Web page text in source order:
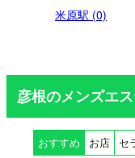
米原駅 (0)
彦根のメンズエ
おすすめ お店 セ